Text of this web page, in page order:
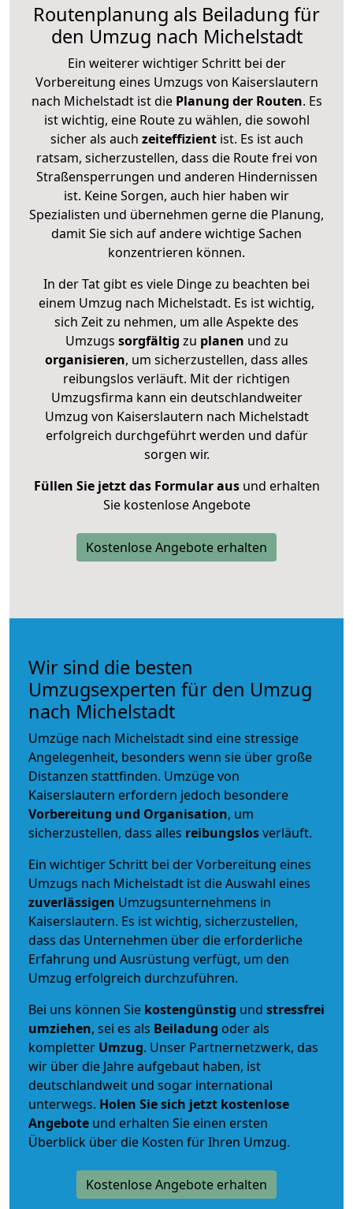
Routenplanung als Beiladung für
den Umzug nach Michelstadt
Ein weiterer wichtiger Schritt bei der
Vorbereitung eines Umzugs von Kaiserslautern
nach Michelstadt ist diePlanung der Routen. Es
ist wichtig, eine Route zu wählen, die sowohl
sicher als auch zeiteffizientist. Es ist auch
ratsam, sicherzustellen, dass die Route frei von
Straßensperrungen und anderen Hindernissen
ist. Keine Sorgen, auch hier haben wir
Spezialisten und übernehmen gerne die Planung,
damit Sie sich auf andere wichtige Sachen
konzentrieren können.
In der Tat gibt es viele Dinge zu beachten bei
einem Umzug nach Michelstadt. Es ist wichtig,
sich Zeit zu nehmen, um alle Aspekte des
Umzugs sorgfältig zu planen und zu
organisieren, um sicherzustellen, dass alles
reibungslos verläuft. Mit der richtigen
Umzugsfirma kann ein deutschlandweiter
Umzug von Kaiserslautern nach Michelstadt
erfolgreich durchgeführt werden und dafür
sorgen wir.
Füllen Sie jetzt das Formular ausund erhalten
Sie kostenlose Angebote
Kostenlose Angebote erhalten
Wir sind die besten
Umzugsexperten für den Umzug
nach Michelstadt
Umzüge nach Michelstadt sind eine stressige
Angelegenheit, besonders wenn sie über große
Distanzen stattfinden. Umzüge von
Kaiserslautern erfordern jedoch besondere
Vorbereitung und Organisation, um
sicherzustellen, dass alles reibungslosverläuft.
Ein wichtiger Schritt bei der Vorbereitung eines
Umzugs nach Michelstadt ist die Auswahl eines
zuverlässigen Umzugsunternehmens in
Kaiserslautern. Es ist wichtig, sicherzustellen,
dass das Unternehmen über die erforderliche
Erfahrung und Ausrüstung verfügt, um den
Umzug erfolgreich durchzuführen.
Bei uns können Sie kostengünstig und stressfrei
umziehen, sei es als Beiladung oder als
kompletter Umzug. Unser Partnernetzwerk, das
wir über die Jahre aufgebaut haben, ist
deutschlandweit und sogar international
unterwegs. Holen Sie sich jetzt kostenlose
Angebote und erhalten Sie einen ersten
Überblick über die Kosten für Ihren Umzug.
Kostenlose Angebote erhalten